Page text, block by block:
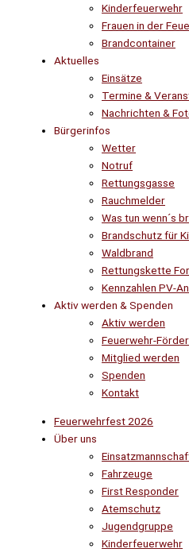
Kinderfeuerwehr
Frauen in der
Brandcontainer
Aktuelles
Einsätze
Termine &
Nachrichten &
Bürgerinfos
Wetter
Notruf
Rettungsgasse
Rauchmelder
Was tun wenn´s
Brandschutz für
Waldbrand
Rettungskette
Kennzahlen PV-
Aktiv werden & Spenden
Aktiv werden
Feuerwehr-
Mitglied werden
Spenden
Kontakt
Feuerwehrfest 2026
Über uns
Fahrzeuge
First Responder
Atemschutz
Jugendgruppe
Kinderfeuerwehr